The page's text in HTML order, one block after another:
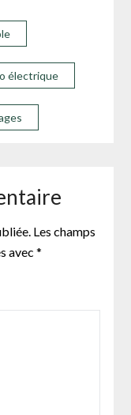
électrique
Les champs
avec *